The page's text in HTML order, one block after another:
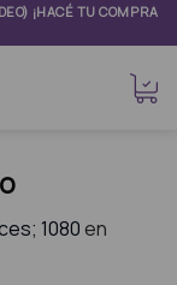
¡HACÉ TU COMPRA
1080en